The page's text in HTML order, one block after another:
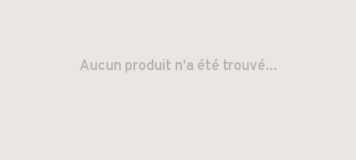
Aucun produit n'a été trouvé...